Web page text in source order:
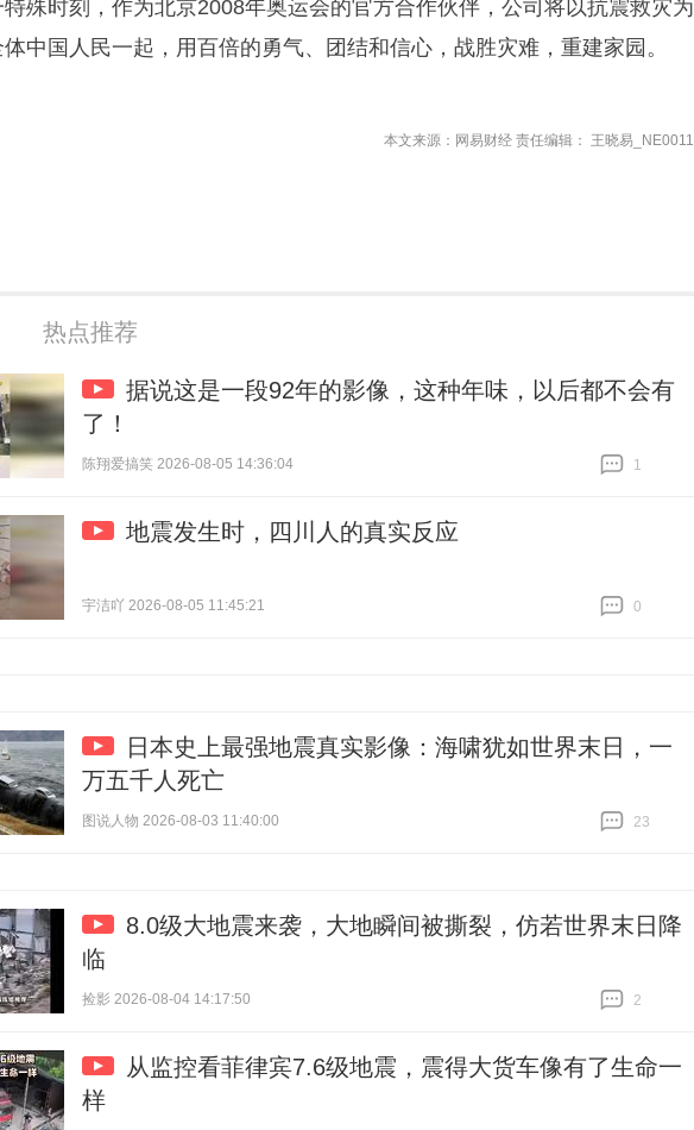
殊时刻，作为北京2008年奥运会的官方合作伙伴，公司将以抗震救灾为
中国人民一起，用百倍的勇气、团结和信心，战胜灾难，重建家园。
本文来源：网易财经 责任编辑： 王晓易_NE0011
热点推荐
据说这是一段92年的影像，这种年味，以后都不会有
了！
陈翔爱搞笑 2026-08-05 14:36:04
1
地震发生时，四川人的真实反应
宇洁吖 2026-08-05 11:45:21
0
日本史上最强地震真实影像：海啸犹如世界末日，一
万五千人死亡
图说人物 2026-08-03 11:40:00
23
8.0级大地震来袭，大地瞬间被撕裂，仿若世界末日降
临
捡影 2026-08-04 14:17:50
2
从监控看菲律宾7.6级地震，震得大货车像有了生命一
样